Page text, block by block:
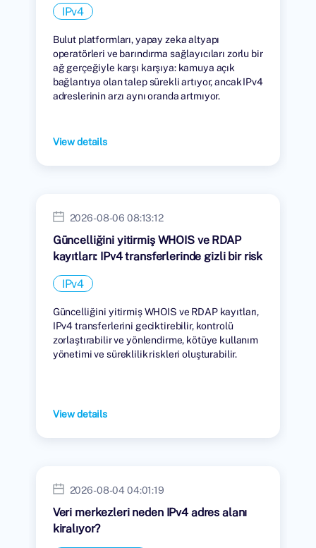
IPv4
Bulut platformları, yapay zeka altyapı
operatörleri ve barındırma sağlayıcıları zorlu bir
ağ gerçeğiyle karşı karşıya: kamuya açık
bağlantıya olan talep sürekli artıyor, ancak IPv4
adreslerinin arzı aynı oranda artmıyor.
View details
2026-08-06 08:13:12
Güncelliğini yitirmiş WHOIS ve RDAP
kayıtları: IPv4 transferlerinde gizli bir risk
IPv4
Güncelliğini yitirmiş WHOIS ve RDAP kayıtları,
IPv4 transferlerini geciktirebilir, kontrolü
zorlaştırabilir ve yönlendirme, kötüye kullanım
yönetimi ve süreklilik riskleri oluşturabilir.
View details
2026-08-04 04:01:19
Veri merkezleri neden IPv4 adres alanı
kiralıyor?